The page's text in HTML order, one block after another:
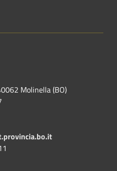
Molinella (BO)